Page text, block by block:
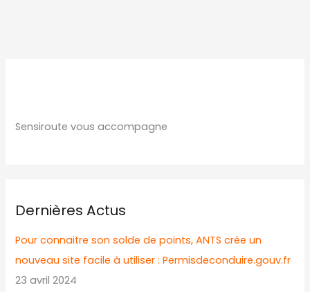
Sensiroute vous accompagne
Dernières Actus
Pour connaitre son solde de points, ANTS crée un
nouveau site facile à utiliser : Permisdeconduire.gouv.fr
23 avril 2024